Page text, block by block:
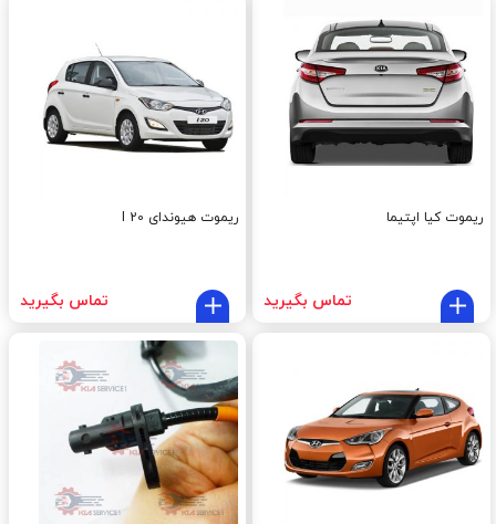
ریموت کیا اپتیما
تماس بگیرید
ریموت هیوندای I 20
تماس بگیرید